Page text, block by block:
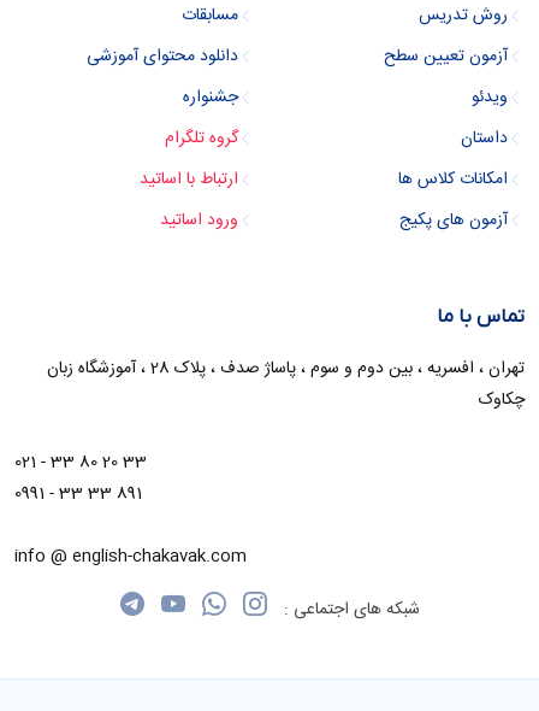
روش تدریس
آزمون تعیین سطح
ویدئو
داستان
امکانات کلاس ها
آزمون های پکیج
مسابقات
دانلود محتوای آموزشی
جشنواره
گروه تلگرام
ارتباط با اساتید
ورود اساتید
تماس با ما
تهران ، افسریه ، بین دوم و سوم ، پاساژ صدف ، پلاک 28 ، آموزشگاه زبان
چکاوک
021 - 33 80 20 33
0991 - 33 33 891
info @ english-chakavak.com
شبکه های اجتماعی :